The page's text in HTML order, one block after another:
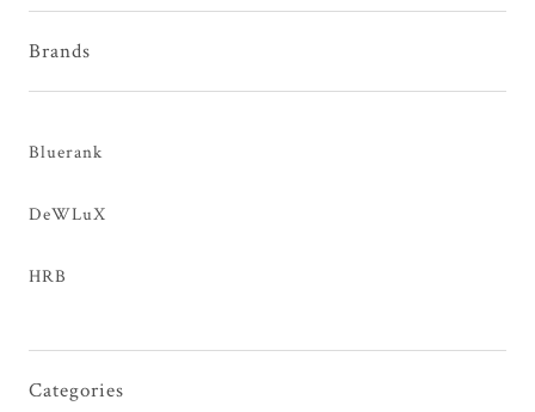
Brands
Bluerank
DeWLuX
HRB
Categories